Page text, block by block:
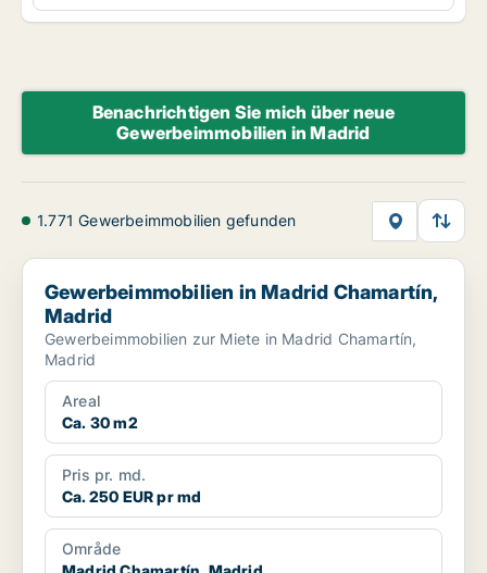
Benachrichtigen Sie mich über neue
Gewerbeimmobilien in Madrid
1.771 Gewerbeimmobilien gefunden
Gewerbeimmobilien in Madrid Chamartín, Madrid
Gewerbeimmobilien in Madrid Chamartín,
Madrid
Gewerbeimmobilien zur Miete in Madrid Chamartín,
Madrid
Areal
Ca. 30 m2
Pris pr. md.
Ca. 250 EUR pr md
Område